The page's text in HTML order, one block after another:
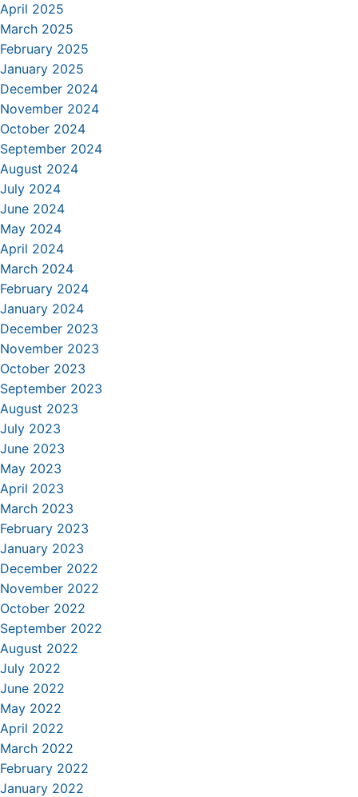
April 2025
March 2025
February 2025
January 2025
December 2024
November 2024
October 2024
September 2024
August 2024
July 2024
June 2024
May 2024
April 2024
March 2024
February 2024
January 2024
December 2023
November 2023
October 2023
September 2023
August 2023
July 2023
June 2023
May 2023
April 2023
March 2023
February 2023
January 2023
December 2022
November 2022
October 2022
September 2022
August 2022
July 2022
June 2022
May 2022
April 2022
March 2022
February 2022
January 2022